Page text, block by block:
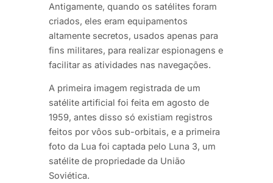
Antigamente, quando os satélites foram
criados, eles eram equipamentos
altamente secretos, usados apenas para
fins militares, para realizar espionagens e
facilitar as atividades nas navegações.
A primeira imagem registrada de um
satélite artificial foi feita em agosto de
1959, antes disso só existiam registros
feitos por vôos sub-orbitais, e a primeira
foto da Lua foi captada pelo Luna 3, um
satélite de propriedade da União
Soviética.